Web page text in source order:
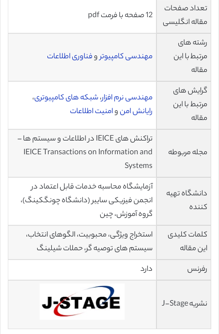
تعداد صفحات
مقاله انگلیسی
12 صفحه با فرمت pdf
رشته های
مرتبط با این
مقاله
مهندسی کامپیوتروفناوری اطلاعات
گرایش های
مرتبط با این
مقاله
مهندسی نرم افزار،شبکه های کامپیوتری،
رایانش امنوامنیت اطلاعات
مجله مربوطه
تراکنش های IEICE در اطلاعات و سیستم ها –
IEICE Transactions on Information and
Systems
دانشگاه تهیه
کننده
آزمایشگاه محاسبه خدمات قابل اعتماد در
انجمن فیزیکی سایبر (دانشگاه چونگکینگ)،
گروه آموزش، چین
کلمات کلیدی
این مقاله
استخراج ویژگی، محبوبیت، الگوهای انتخاب،
سیستم های توصیه گر، حملات شیلینگ
رفرنس
دارد
نشریه J-Stage